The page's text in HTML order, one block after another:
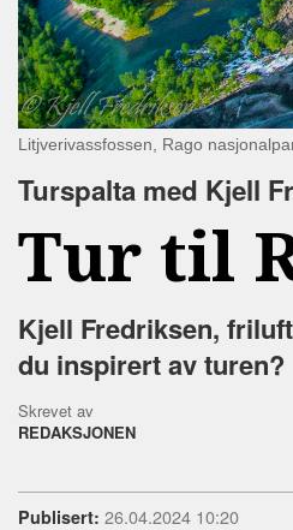
Litjverivassfossen, Rago
Turspalta med Kjell
Tur til
Kjell Fredriksen,
du inspirert av turen?
Skrevet av
REDAKSJONEN
Publisert: 26.04.2024 10:20